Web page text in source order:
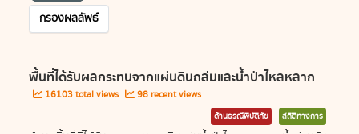
กรองผลลัพธ์
พื้นที่ได้รับผลกระทบจากแผ่นดินถล่มและน้ำป่าไหลหลาก
16103 total views 98 recent views
ด้านธรณีพิบัติภัย สถิติทางการ